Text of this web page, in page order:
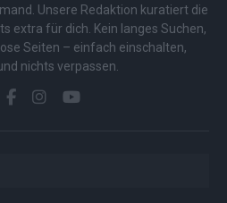
Unsere Redaktion kuratiert die
extra für dich. Kein langes Suchen,
Seiten – einfach einschalten,
nichts verpassen.